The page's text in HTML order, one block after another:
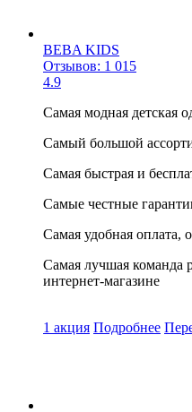
BEBA KIDS
Отзывов: 1 015
4.9
Самая модная детская
Самый большой
Самая быстрая и
Самые честные
Самая удобная оплата,
Самая лучшая команда
интернет-магазине
1 акция Подробнее